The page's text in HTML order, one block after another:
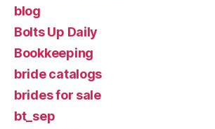
blog
Bolts Up Daily
Bookkeeping
bride catalogs
brides for sale
bt_sep